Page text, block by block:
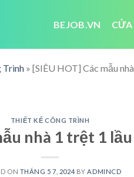
BEJOB.VN
Trình » [SIÊU HOT] Các mẫu
THIẾT KẾ CÔNG TRÌNH
nhà 1 trệt 1
ON THÁNG 5 7, 2024 BYADMINCD